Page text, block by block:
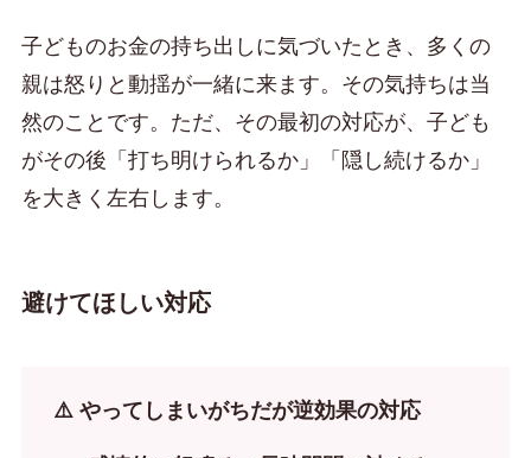
子どものお金の持ち出しに気づいたとき、多くの
親は怒りと動揺が一緒に来ます。その気持ちは当
然のことです。ただ、その最初の対応が、子ども
がその後「打ち明けられるか」「隠し続けるか」
を大きく左右します。
避けてほしい対応
⚠️ やってしまいがちだが逆効果の対応